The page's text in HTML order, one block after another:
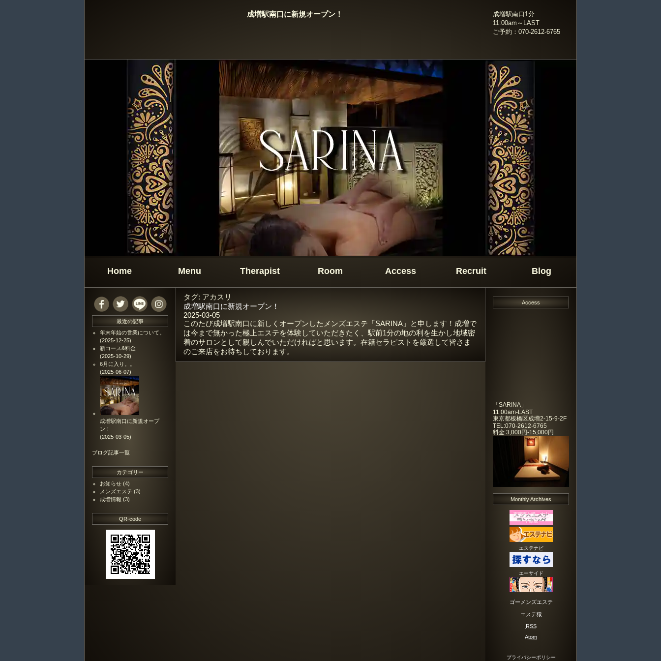
成増駅南口に新規オープン！
成増駅南口1分
11:00am～LAST
ご予約：070-2612-6765
Home Menu Therapist Room Access Recruit Blog
タグ: アカスリ
成増駅南口に新規オープン！
2025-03-05
このたび成増駅南口に新しくオープンしたメンズエステ「SARINA」と申します！成増で
は今まで無かった極上エステを体験していただきたく、駅前1分の地の利を生かし地域密
着のサロンとして親しんでいただければと思います。在籍セラピストを厳選して皆さま
のご来店をお待ちしております。
最近の記事
年末年始の営業について。
(2025-12-25)
新コース&料金
(2025-10-29)
6月に入り。。
(2025-06-07)
成増駅南口に新規オープ
ン！
(2025-03-05)
ブログ記事一覧
カテゴリー
お知らせ (4)
メンズエステ (3)
成増情報 (3)
QR-code
Access
「SARINA 」
11:00am-LAST
東京都板橋区成増2-15-9-2F
TEL:070-2612-6765
料金 3,000円-15,000円
Monthly Archives
エステナビ
エーサイド
ゴーメンズエステ
エステ猿
RSS
Atom
プライバシーポリシー